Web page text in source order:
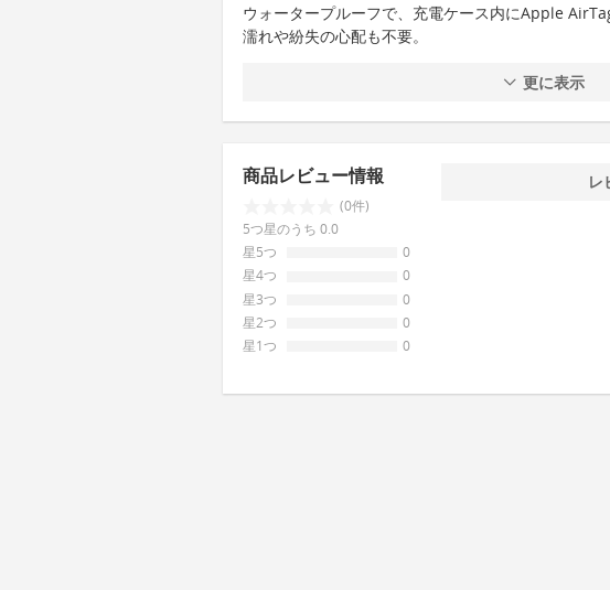
ウォータープルーフで、充電ケース内にApple
濡れや紛失の心配も不要。
更に表示
商品レビュー情報
(0件)
5つ星のうち 0.0
星5つ
0
星4つ
0
星3つ
0
星2つ
0
星1つ
0
レ